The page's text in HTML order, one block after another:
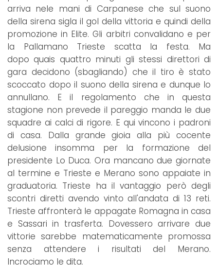
arriva nele mani di Carpanese che sul suono
della sirena sigla il gol della vittoria e quindi della
promozione in Elite. Gli arbitri convalidano e per
la Pallamano Trieste scatta la festa. Ma
dopo quais quattro minuti gli stessi direttori di
gara decidono (sbagliando) che il tiro è stato
scoccato dopo il suono della sirena e dunque lo
annullano. E il regolamento che in questa
stagione non prevede il pareggio manda le due
squadre ai calci di rigore. E qui vincono i padroni
di casa. Dalla grande gioia alla più cocente
delusione insomma per la formazione del
presidente Lo Duca. Ora mancano due giornate
al termine e Trieste e Merano sono appaiate in
graduatoria. Trieste ha il vantaggio però degli
scontri diretti avendo vinto all'andata di 13 reti.
Trieste affronterà le appagate Romagna in casa
e Sassari in trasferta. Dovessero arrivare due
vittorie sarebbe matematicamente promossa
senza attendere i risultati del Merano.
Incrociamo le dita.